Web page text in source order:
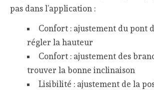
pas dans l’application :
Confort : ajustement du pont
régler la hauteur
Confort : ajustement des
trouver la bonne inclinaison
Lisibilité : ajustement de la